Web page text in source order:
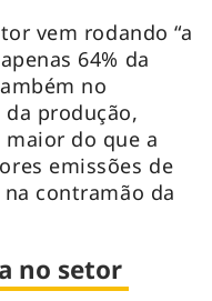
vem rodando “a
64% da
no
produção,
do que a
emissões de
contramão da
no setor